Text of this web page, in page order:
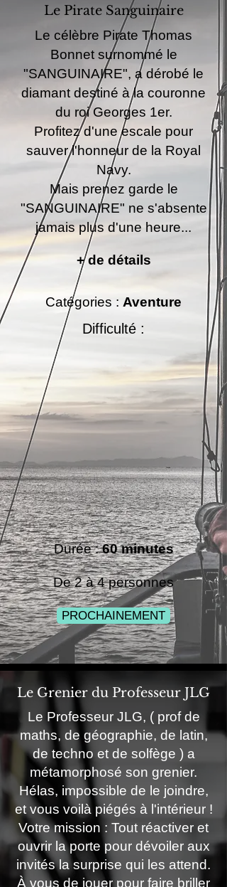
Le Pirate Sanguinaire
Le célèbre Pirate Thomas
Bonnet surnommé le
"SANGUINAIRE", a dérobé le
diamant destiné à la couronne
du roi Georges 1er.
Profitez d'une escale pour
sauver l'honneur de la Royal
Navy.
Mais prenez garde le
"SANGUINAIRE" ne s'absente
jamais plus d'une heure...
+ de détails
Catégories : Aventure
Difficulté :
Durée :60 minutes
De 2 à 4 personnes
PROCHAINEMENT
Le Grenier du Professeur JLG
Le Professeur JLG, ( prof de
maths, de géographie, de latin,
de techno et de solfège ) a
métamorphosé son grenier.
Hélas, impossible de le joindre,
et vous voilà piégés à l'intérieur !
Votre mission : Tout réactiver et
ouvrir la porte pour dévoiler aux
invités la surprise qui les attend.
À vous de jouer pour faire briller